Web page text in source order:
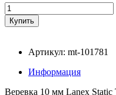
Артикул: mt-101781
Информация
Веревка 10 мм Lanex Static